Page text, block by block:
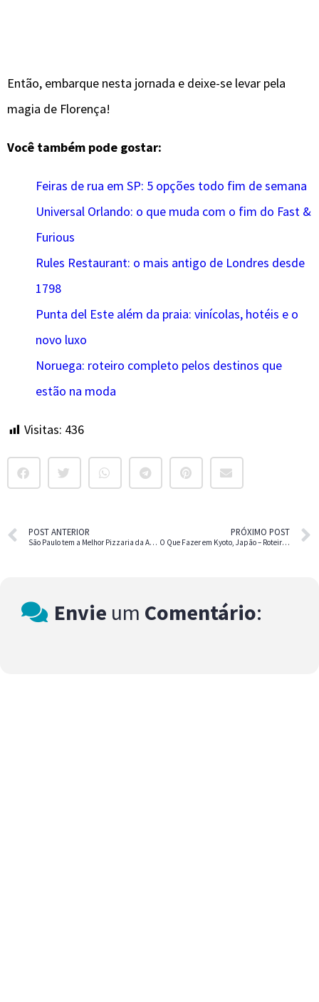
Então, embarque nesta jornada e deixe-se levar pela
magia de Florença!
Você também pode gostar:
Feiras de rua em SP: 5 opções todo fim de semana
Universal Orlando: o que muda com o fim do Fast &
Furious
Rules Restaurant: o mais antigo de Londres desde
1798
Punta del Este além da praia: vinícolas, hotéis e o
novo luxo
Noruega: roteiro completo pelos destinos que
estão na moda
Visitas: 436
POST ANTERIOR
São Paulo tem a Melhor Pizzaria da América Latina
PRÓXIMO POST
O Que Fazer em Kyoto, Japão – Roteiro Completo
Envie um Comentário: